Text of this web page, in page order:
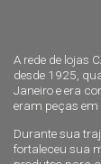
A rede de lojas
desde 1925,
Janeiro e era
eram peças em
Durante sua
fortaleceu sua